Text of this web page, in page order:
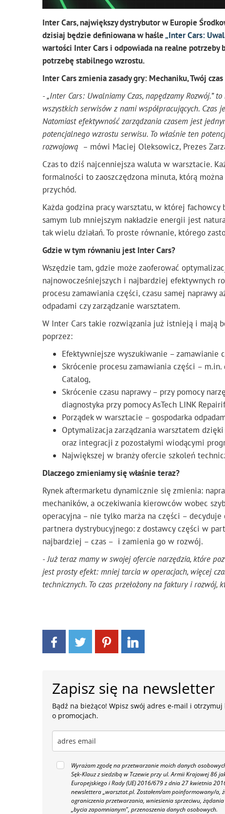
Inter Cars, największy dystrybutor w Europie
dzisiaj będzie definiowana w haśle„Inter Cars:
wartości Inter Cars i odpowiada na realne potrzeby
potrzebę stabilnego wzrostu.
Inter Cars zmienia zasady gry: Mechaniku, Twój
- „Inter Cars: Uwalniamy Czas, napędzamy Rozwój.”
wszystkich serwisów z nami współpracujących.
Natomiast efektywność zarządzania czasem jest
potencjalnego wzrostu serwisu. To właśnie ten
rozwojową – mówi Maciej Oleksowicz, Prezes
Czasto dziś najcenniejsza waluta w warsztacie.
formalności to zaoszczędzona minuta, którą
przychód.
Każda godzina pracy warsztatu, w której
samym lub mniejszym nakładzie energii jest
tak wielu działań. To proste równanie, którego
Gdzie w tym równaniu jest Inter Cars?
Wszędzie tam, gdzie może zaoferować
najnowocześniejszych i najbardziej efektywnych
procesu zamawiania części, czasu samej naprawy
odpadami czy zarządzanie warsztatem.
W Inter Cars takie rozwiązania już istnieją i mają
poprzez:
Efektywniejsze wyszukiwanie – zamawianie
Skrócenie procesu zamawiania części –
Catalog,
Skrócenie czasu naprawy – przy pomocy
diagnostyka przy pomocy AsTech LINK
Porządek w warsztacie – gospodarka
Optymalizacja zarządzania warsztatem
oraz integracji z pozostałymi wiodącymi
Największej w branży ofercie szkoleń
Dlaczego zmieniamy się właśnie teraz?
Rynek aftermarketu dynamicznie się zmienia:
mechaników, a oczekiwania kierowców wobec
operacyjna – nie tylko marża na części –
partnera dystrybucyjnego: z dostawcy części w
najbardziej – czas – i zamienia go w rozwój.
- Już teraz mamy w swojej ofercie narzędzia, które
jest prosty efekt: mniej tarcia w operacjach, więcej
technicznych. To czas przełożony na faktury i rozwój,
Zapisz się na newsletter
Bądź na bieżąco! Wpisz swój adres e-mail i
o promocjach.
Wyrażam zgodę na przetwarzanie moich danych
Sęk-Klauz z siedzibą w Tczewie przy ul. Armii Krajowej 86
Europejskiego i Rady (UE) 2016/679 z dnia 27 kwietnia
newslettera „warsztat.pl. Zostałem/am poinformowany/a,
ograniczenia przetwarzania, wniesienia sprzeciwu,
„bycia zapomnianym", przenoszenia danych osobowych.